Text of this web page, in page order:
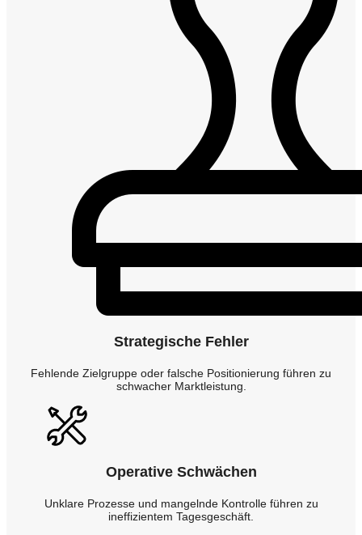
Strategische Fehler
Fehlende Zielgruppe oder falsche Positionierung führen zu
schwacher Marktleistung.
Operative Schwächen
Unklare Prozesse und mangelnde Kontrolle führen zu
ineffizientem Tagesgeschäft.